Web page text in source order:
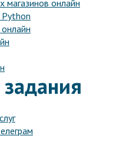
магазинов онлайн
Python